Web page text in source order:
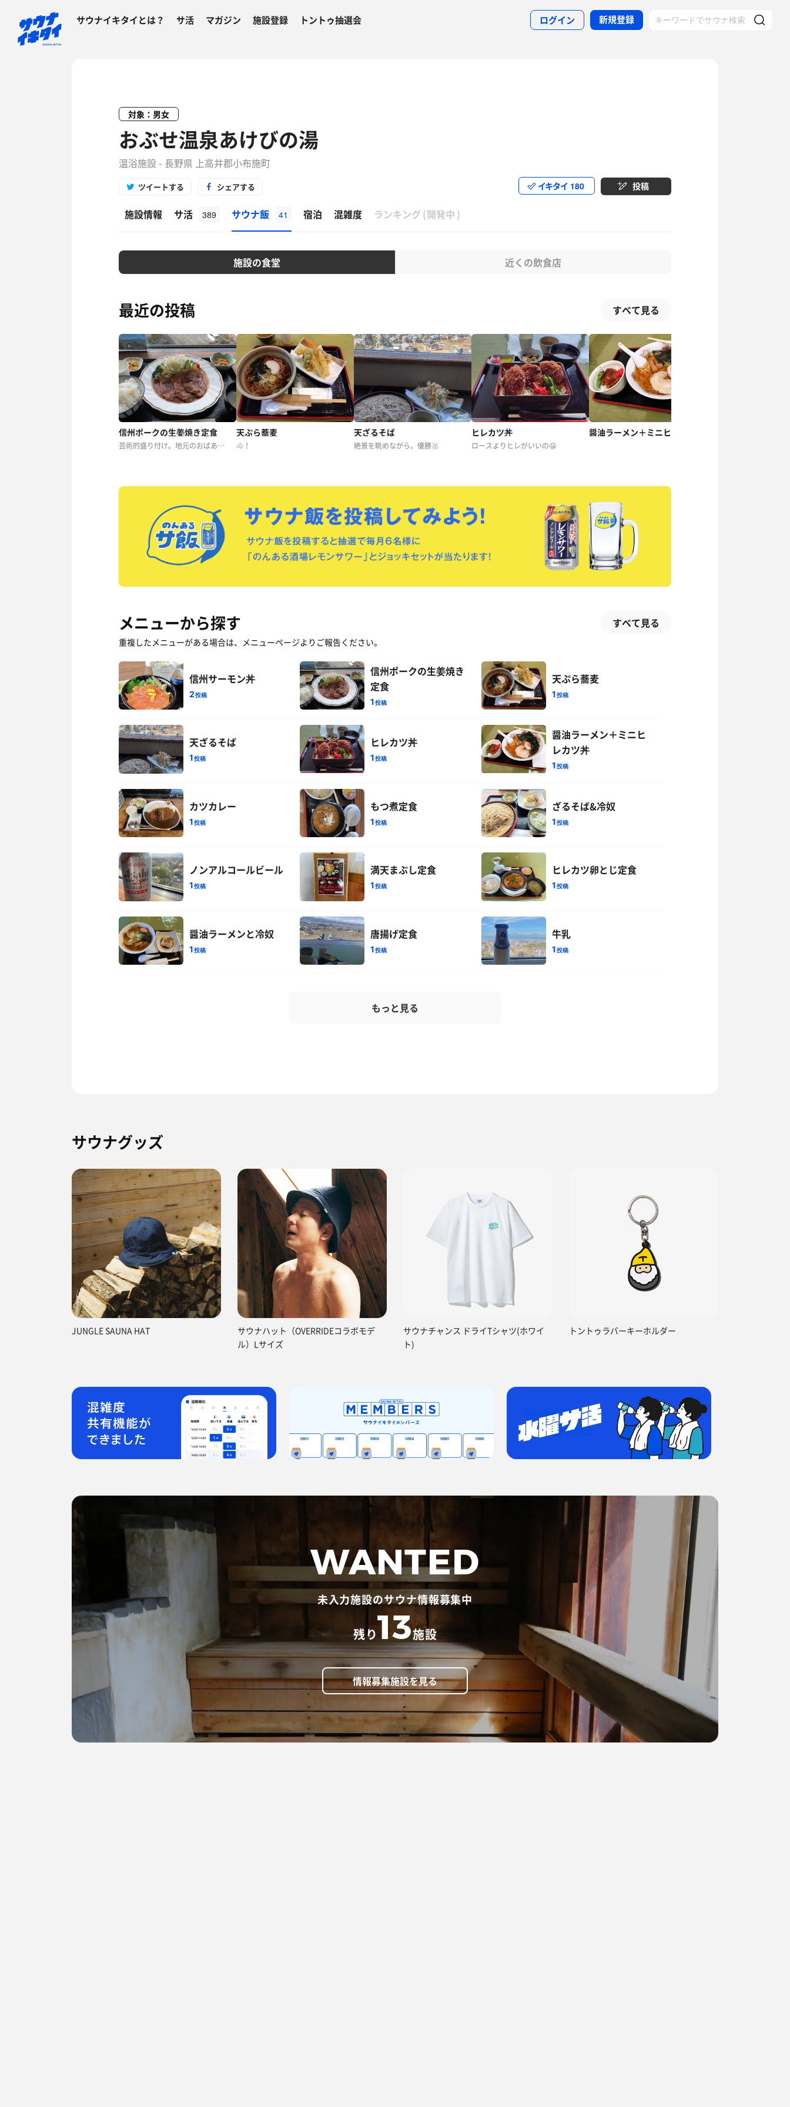
サウナイキタイとは？ サ活 マガジン 施設登録 トントゥ抽選会 ログイン 新規登録
対象：男女
おぶせ温泉あけびの湯
温浴施設 - 長野県 上高井郡小布施町
ツイートする シェアする イキタイ 180 投稿
施設情報 サ活 389 サウナ飯 41 宿泊 混雑度 ランキング (開発中 )
施設の食堂 近くの飲食店
最近の投稿 すべて見る
信州ポークの生姜焼き定食
芸術的盛り付け。地元のおばあちゃん達。もちろん味も美味。けどお米の炊き具合が好みじゃなくて残念
天ぷら蕎麦
🐴！
天ざるそば
絶景を眺めながら。優勝🥇
ヒレカツ丼
ロースよりヒレがいいの🤤
メニューから探す すべて見る
重複したメニューがある場合は、メニューページよりご報告ください。
信州サーモン丼
2投稿
信州ポークの生姜焼き
定食
1投稿
天ぷら蕎麦
1投稿
天ざるそば
1投稿
ヒレカツ丼
1投稿
醤油ラーメン＋ミニヒ
レカツ丼
1投稿
カツカレー
1投稿
もつ煮定食
1投稿
ざるそば&冷奴
1投稿
ノンアルコールビール
1投稿
満天まぶし定食
1投稿
ヒレカツ卵とじ定食
1投稿
醤油ラーメンと冷奴
1投稿
唐揚げ定食
1投稿
牛乳
1投稿
もっと見る
サウナグッズ
JUNGLE SAUNA HAT
サウナハット（OVERRIDEコラボモデ
ル）Lサイズ
サウナチャンス ドライTシャツ(ホワイ
ト)
トントゥラバーキーホルダー
WANTED
未入力施設のサウナ情報募集中
残り13施設
情報募集施設を見る